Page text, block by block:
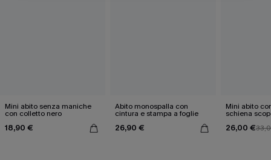
Mini abito senza maniche
con colletto nero
18,90 €
Abito monospalla con
cintura e stampa a foglie
26,90 €
Mini abito
schiena
26,00 €